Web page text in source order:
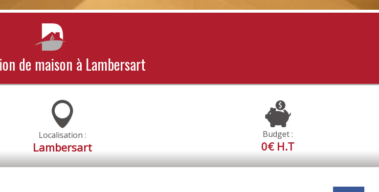
de maison à Lambersart
Localisation :
Lambersart
Budget :
0€ H.T